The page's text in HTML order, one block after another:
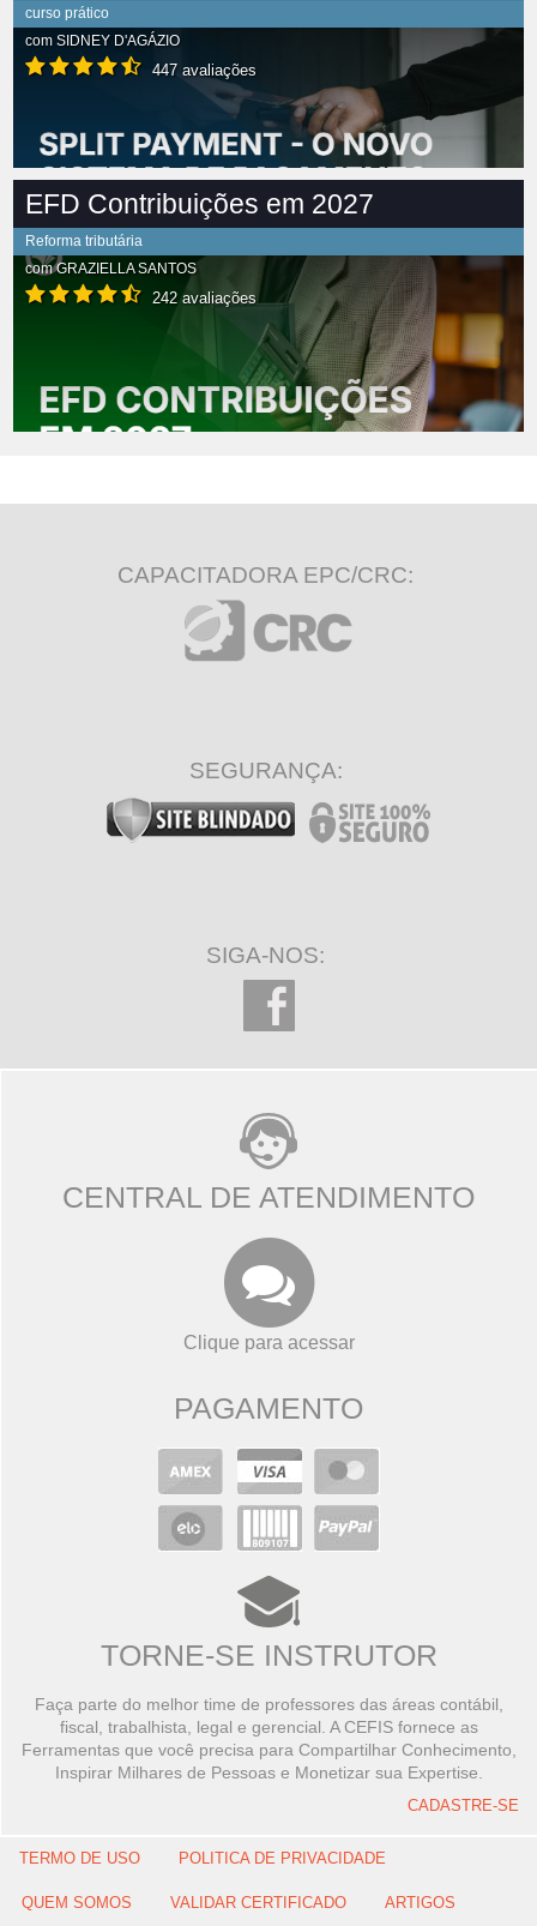
curso prático
com SIDNEY D'AGÁZIO
447 avaliações
EFD Contribuições em 2027
Reforma tributária
comGRAZIELLA SANTOS
242 avaliações
CAPACITADORA EPC/CRC:
SEGURANÇA:
SIGA-NOS:
CENTRAL DE ATENDIMENTO
Clique para acessar
PAGAMENTO
TORNE-SE INSTRUTOR
Faça parte do melhor time de professores das áreas contábil,
fiscal, trabalhista, legal e gerencial. A CEFIS fornece as
Ferramentas que você precisa para Compartilhar Conhecimento,
Inspirar Milhares de Pessoas e Monetizar sua Expertise.
CADASTRE-SE
TERMO DE USO POLITICA DE PRIVACIDADE
QUEM SOMOS VALIDAR CERTIFICADO ARTIGOS